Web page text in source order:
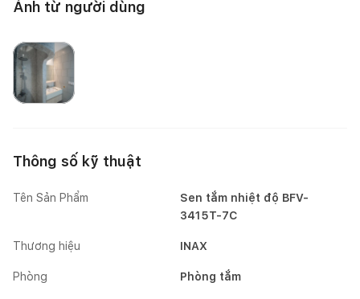
Ảnh từ người dùng
Happynest
Thông số kỹ thuật
Tên Sản Phẩm
Sen tắm nhiệt độ BFV-
3415T-7C
Thương hiệu INAX
Phòng Phòng tắm